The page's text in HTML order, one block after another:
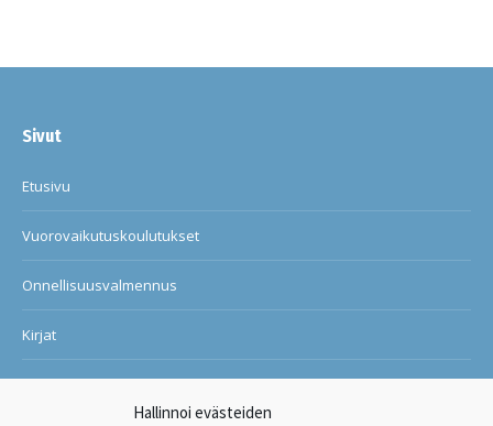
Hallinnoi evästeiden
Sivut
Etusivu
Vuorovaikutuskoulutukset
Onnellisuusvalmennus
Kirjat
Blogi